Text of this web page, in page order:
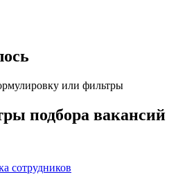
или фильтры
подбора вакансий
сотрудников